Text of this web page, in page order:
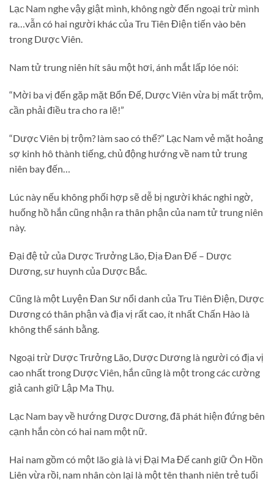
Lạc Nam nghe vậy giật mình, không ngờ đến ngoại trừ mình
ra…vẫn có hai người khác của Tru Tiên Điện tiến vào bên
trong Dược Viên.
Nam tử trung niên hít sâu một hơi, ánh mắt lấp lóe nói:
“Mời ba vị đến gặp mặt Bổn Đế, Dược Viên vừa bị mất trộm,
cần phải điều tra cho ra lẽ!”
“Dược Viên bị trộm? làm sao có thể?” Lạc Nam vẻ mặt hoảng
sợ kinh hô thành tiếng, chủ động hướng về nam tử trung
niên bay đến…
Lúc này nếu không phối hợp sẽ dễ bị người khác nghi ngờ,
huống hồ hắn cũng nhận ra thân phận của nam tử trung niên
này.
Đại đệ tử của Dược Trưởng Lão, Địa Đan Đế – Dược
Dương, sư huynh của Dược Bắc.
Cũng là một Luyện Đan Sư nổi danh của Tru Tiên Điện, Dược
Dương có thân phận và địa vị rất cao, ít nhất Chấn Hào là
không thể sánh bằng.
Ngoại trừ Dược Trưởng Lão, Dược Dương là người có địa vị
cao nhất trong Dược Viên, hắn cũng là một trong các cường
giả canh giữ Lập Ma Thụ.
Lạc Nam bay về hướng Dược Dương, đã phát hiện đứng bên
cạnh hắn còn có hai nam một nữ.
Hai nam gồm có một lão già là vị Đại Ma Đế canh giữ Ôn Hồn
Liên vừa rồi, nam nhân còn lại là một tên thanh niên trẻ tuổi